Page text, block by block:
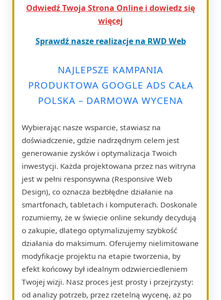
Odwiedź Twoja Strona Online i dowiedz się
więcej
Sprawdź nasze realizacje na RWD Web
NAJLEPSZE KAMPANIA
PRODUKTOWA GOOGLE ADS CAŁA
POLSKA – DARMOWA WYCENA
Wybierając nasze wsparcie, stawiasz na
doświadczenie, gdzie nadrzędnym celem jest
generowanie zysków i optymalizacja Twoich
inwestycji. Każda projektowana przez nas witryna
jest w pełni responsywna (Responsive Web
Design), co oznacza bezbłędne działanie na
smartfonach, tabletach i komputerach. Doskonale
rozumiemy, że w świecie online sekundy decydują
o zakupie, dlatego optymalizujemy szybkość
działania do maksimum. Oferujemy nielimitowane
modyfikacje projektu na etapie tworzenia, by
efekt końcowy był idealnym odzwierciedleniem
Twojej wizji. Nasz proces jest prosty i przejrzysty:
od analizy potrzeb, przez rzetelną wycenę, aż po